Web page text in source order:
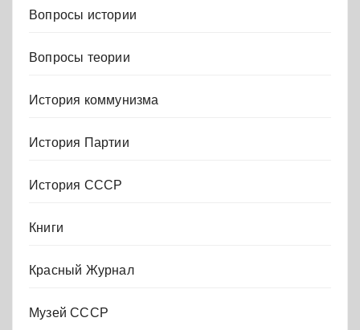
Вопросы истории
Вопросы теории
История коммунизма
История Партии
История СССР
Книги
Красный Журнал
Музей СССР